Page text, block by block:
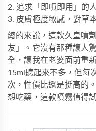
2. 追求「即噴即用」的
3. 皮膚極度敏感，對草
總的來說，這款久皇噴
友」。它沒有那種讓人
全，讓我在老婆面前重
15ml聽起來不多，但每
次，性價比還是挺高的
想吃藥，這款噴霧值得